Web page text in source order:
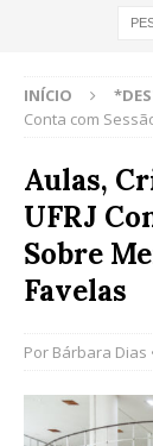
INÍCIO
Conta com
Aulas,
UFRJ
Sobre
Favelas
Por Bárbara Dias